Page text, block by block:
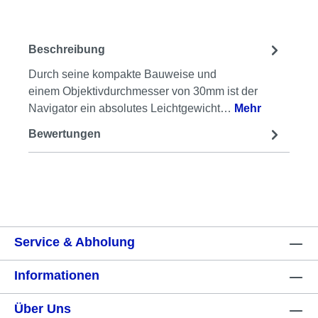
Beschreibung
Durch seine kompakte Bauweise und
einem Objektivdurchmesser von 30mm ist der
Navigator ein absolutes Leichtgewicht… Mehr
Bewertungen
Service & Abholung
Informationen
Über Uns